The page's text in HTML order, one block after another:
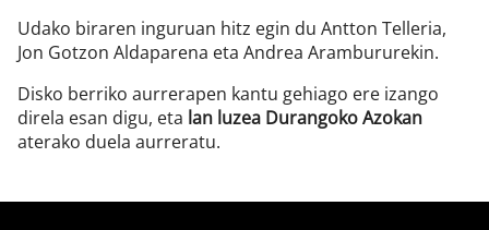
Udako biraren inguruan hitz egin du Antton Telleria,
Jon Gotzon Aldaparena eta Andrea Arambururekin.
Disko berriko aurrerapen kantu gehiago ere izango
direla esan digu, eta lan luzea Durangoko Azokan
aterako duela aurreratu.